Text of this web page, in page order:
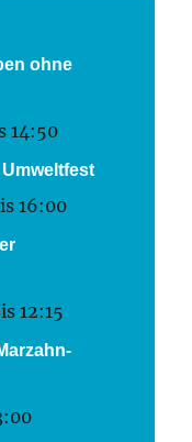
ohne
14:50
16:00
12:15